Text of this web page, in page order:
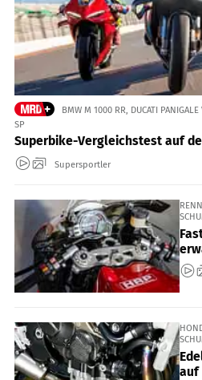
BMW M 1000 RR, DUCATI
SP
Superbike-Vergleichstest auf
Supersportler
auf